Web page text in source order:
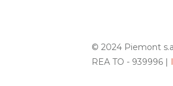
© 2024 Piemont
REA TO - 939996 |